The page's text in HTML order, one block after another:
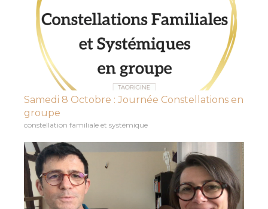
Samedi 8 Octobre : Journée Constellations en
groupe
constellation familiale et systémique